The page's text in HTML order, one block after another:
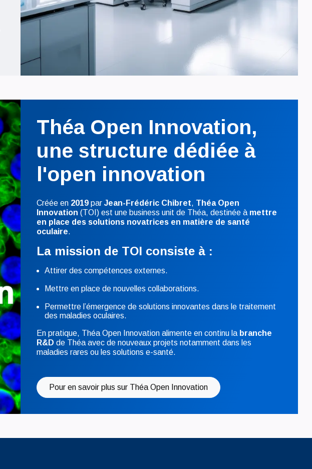
Théa Open Innovation,
une structure dédiée à
l'open innovation
Créée en 2019 par Jean-Frédéric Chibret, Théa Open
Innovation (TOI) est une business unit de Théa, destinée à mettre
en place des solutions novatrices en matière de santé
oculaire.
La mission de TOI consiste à :
Attirer des compétences externes.
Mettre en place de nouvelles collaborations.
Permettre l’émergence de solutions innovantes dans le traitement
des maladies oculaires.
En pratique, Théa Open Innovation alimente en continu la branche
R&D de Théa avec de nouveaux projets notamment dans les
maladies rares ou les solutions e-santé.
Pour en savoir plus sur Théa Open Innovation